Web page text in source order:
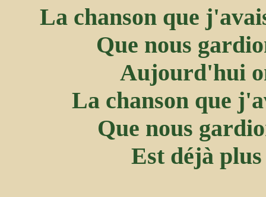
La chanson que
Que nous
Aujourd'hui
La chanson que
Que nous
Est déjà